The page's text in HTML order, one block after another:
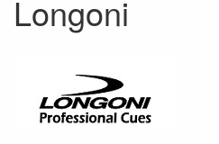
Longoni